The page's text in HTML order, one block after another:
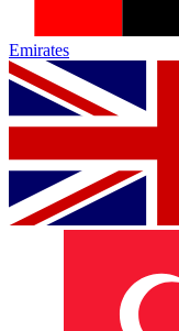
Emirates